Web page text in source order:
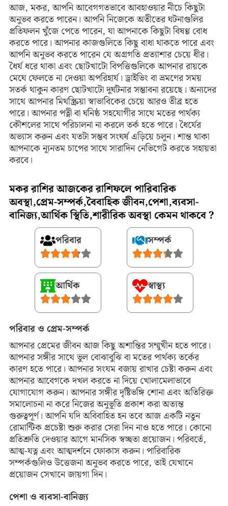
আজ, মকর, আপনি আবেগগতভাবে আবহাওয়ার নীচে কিছুটা
অনুভব করতে পারেন। আপনি নিজেকে অতীতের ঘটনাগুলির
প্রতিফলন খুঁজে পেতে পারেন, যা আপনাকে কিছুটা বিষণ্ণ বোধ
করতে পারে। আপনার কাজগুলিতে কিছু বাধা থাকতে পারে এবং
আপনি অনুভব করতে পারেন যে অগ্রগতি প্রত্যাশার চেয়ে ধীর।
ধৈর্য ধরে থাকা এবং ছোটখাটো বিপত্তিগুলিকে আপনার রায়কে
মেঘে ফেলতে না দেওয়া অপরিহার্য। ড্রাইভিং বা ভ্রমণের সময়
সতর্ক থাকুন কারণ ছোটখাটো দুর্ঘটনার সম্ভাবনা রয়েছে। অন্যদের
সাথে আপনার মিথস্ক্রিয়া স্বাভাবিকের চেয়ে আরও তীব্র হতে
পারে। আপনার পত্নী বা ঘনিষ্ঠ সহযোগীর সাথে মতের পার্থক্য
কৌশলের সাথে পরিচালনা না করলে তর্ক হতে পারে। ধৈর্যের
অভ্যাস করুন এবং যতটা সম্ভব সংঘর্ষ এড়িয়ে চলুন। শান্ত থাকা
আপনাকে ন্যূনতম চাপের সাথে সারাদিন নেভিগেট করতে সহায়তা
করবে।
মকর রাশির আজকের রাশিফলে পারিবারিক
অবস্থা,প্রেম-সম্পর্ক,বৈবাহিক জীবন,পেশা,ব্যবসা-
বানিজ্য,আর্থিক স্থিতি,শারীরিক অবস্থা কেমন থাকবে ?
পরিবার সম্পর্ক
আর্থিক স্বাস্থ্য
পরিবার ও প্রেম-সম্পর্ক
আপনার প্রেমের জীবন আজ কিছু অশান্তির সম্মুখীন হতে পারে।
আপনার সঙ্গীর সাথে ভুল বোঝাবুঝি বা মতের পার্থক্য তর্কের
কারণ হতে পারে। আপনার সংযম বজায় রাখার চেষ্টা করুন এবং
আপনার আবেগকে দখল করতে না দিয়ে খোলামেলাভাবে
যোগাযোগ করুন। আপনার সঙ্গীর দৃষ্টিভঙ্গি শোনা এবং অতিরিক্ত
সমালোচনা না করে নিজের অনুভূতি প্রকাশ করা অত্যন্ত
গুরুত্বপূর্ণ। আপনি যদি অবিবাহিত হন তবে আজ একটি নতুন
রোমান্টিক প্রচেষ্টা শুরু করার সেরা দিন নাও হতে পারে। কোনো
প্রতিশ্রুতি দেওয়ার আগে মানসিক স্বচ্ছতা প্রয়োজন। পরিবর্তে,
আত্ম-যত্ন এবং আত্মদর্শনে ফোকাস করুন। পারিবারিক
সম্পর্কগুলিও উত্তেজনা অনুভব করতে পারে, তাই যেখানে
প্রয়োজন সেখানে জায়গা দিন।
পেশা ও ব্যবসা-বানিজ্য